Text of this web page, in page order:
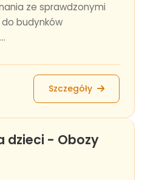
ze sprawdzonymi
budynków
Szczegóły
dzieci - Obozy